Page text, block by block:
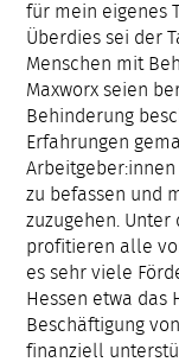
für mein eigenes
Überdies sei der
Menschen mit
Maxworx seien
Behinderung
Erfahrungen
zu befassen und
zuzugehen. Unter
profitieren alle
es sehr viele
Hessen etwa das
Beschäftigung
finanziell